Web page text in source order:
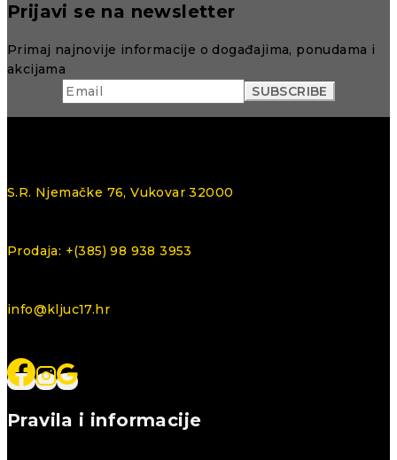
Prijavi se na newsletter
Primaj najnovije informacije o događajima, ponudama i
akcijama
S.R. Njemačke 76, Vukovar 32000
Prodaja: +(385) 98 938 3953
info@kljuc17.hr
Pravila i informacije